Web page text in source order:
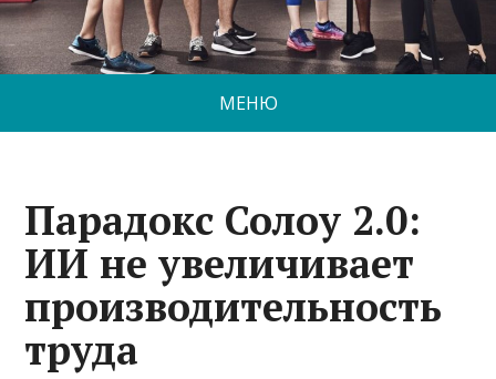
МЕНЮ
Парадокс Солоу 2.0:
ИИ не увеличивает
производительность
труда